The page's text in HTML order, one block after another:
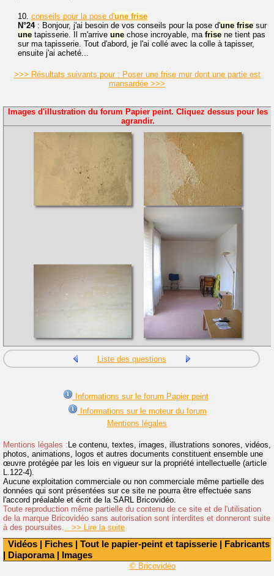
Vidéos | Fiches | Tout le papier-peint et tapisserie | Fabricants
| Diaporama| Images
10. conseils pour la pose d'une frise
N°24: Bonjour, j'ai besoin de vos conseils pour la pose d'une frise sur
une tapisserie. Il m'arrive une chose incroyable, ma frise ne tient pas
sur ma tapisserie. Tout d'abord, je l'ai collé avec la colle à tapisser,
ensuite j'ai acheté...
>>> Résultats suivants pour : Poser une frise mur dont une partie est
mansardée >>>
Images d'illustration du forum Papier peint. Cliquez dessus pour les
agrandir.
Liste des questions
Informations sur le forum Papier peint
Informations sur le moteur du forum
Mentions légales
Mentions légales : Le contenu, textes, images, illustrations sonores, vidéos,
photos, animations, logos et autres documents constituent ensemble une
œuvre protégée par les lois en vigueur sur la propriété intellectuelle (article
L.122-4).
Aucune exploitation commerciale ou non commerciale même partielle des
données qui sont présentées sur ce site ne pourra être effectuée sans
l'accord préalable et écrit de la SARL Bricovidéo.
Toute reproduction même partielle du contenu de ce site et de l'utilisation
de la marque Bricovidéo sans autorisation sont interdites et donneront suite
à des poursuites. >> Lire la suite
© Bricovidéo